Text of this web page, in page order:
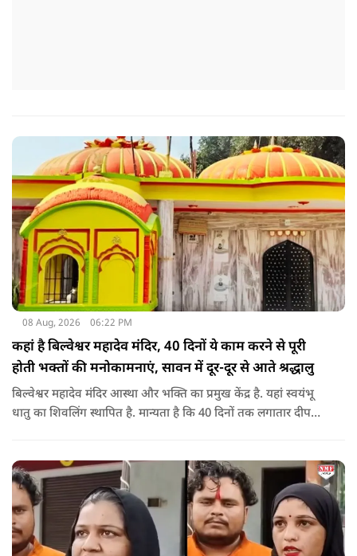
08 Aug, 2026 06:22 PM
कहां है बिल्वेश्वर महादेव मंदिर, 40 दिनों ये काम करने से पूरी
होती भक्तों की मनोकामनाएं, सावन में दूर-दूर से आते श्रद्धालु
बिल्वेश्वर महादेव मंदिर आस्था और भक्ति का प्रमुख केंद्र है. यहां स्वयंभू
धातु का शिवलिंग स्थापित है. मान्यता है कि 40 दिनों तक लगातार दीपक